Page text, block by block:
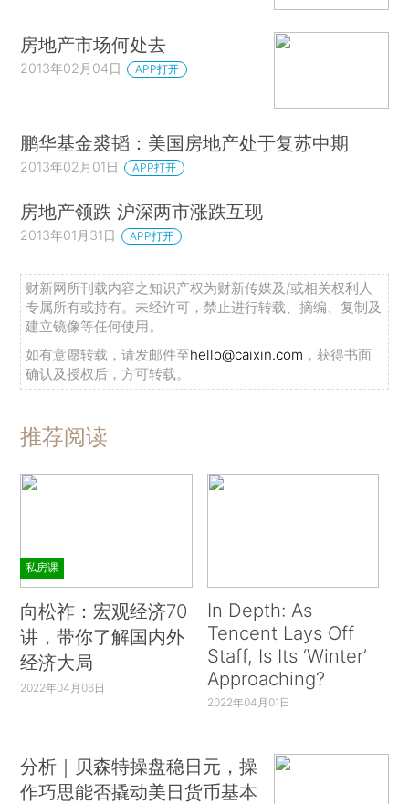
房地产市场何处去
2013年02月04日 APP打开
鹏华基金裘韬：美国房地产处于复苏中期
2013年02月01日 APP打开
房地产领跌 沪深两市涨跌互现
2013年01月31日 APP打开
财新网所刊载内容之知识产权为财新传媒及/或相关权利人
专属所有或持有。未经许可，禁止进行转载、摘编、复制及
建立镜像等任何使用。
如有意愿转载，请发邮件至hello@caixin.com ，获得书面
确认及授权后，方可转载。
推荐阅读
私房课
向松祚：宏观经济70
讲，带你了解国内外
经济大局
2022年04月06日
In Depth: As
Tencent Lays Off
Staff, Is Its ‘Winter’
Approaching?
2022年04月01日
分析｜贝森特操盘稳日元，操
作巧思能否撬动美日货币基本